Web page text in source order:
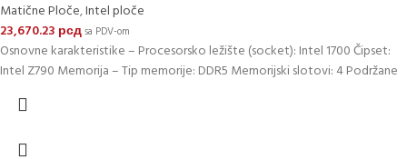
Matične Ploče,Intel ploče
23,670.23 рсдsa PDV-om
Osnovne karakteristike – Procesorsko ležište (socket): Intel 1700 Čipset:
Intel Z790 Memorija – Tip memorije: DDR5 Memorijski slotovi: 4 Podržane